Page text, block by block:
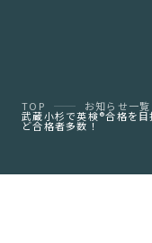
TOP お知らせ一覧
武蔵小杉で英検®︎合格を
ど合格者多数！